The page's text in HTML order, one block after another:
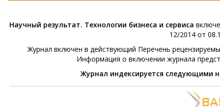
Научный результат. Технологии бизнеса и сервиса
12/2014 от
Журнал включен в действующий Перечень
Информация о включении журнала
Журнал индексируется следующими